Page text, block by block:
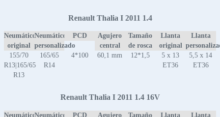
Renault Thalia I 2011 1.4
Neumático
original
Neumático
personalizado
PCD
Agujero
central
Tamaño
de rosca
Llanta
original
Llanta
155/70
R13|165/65
R13
165/65
R14
4*100 60,1 mm 12*1,5
5 x 13
ET36
5,5 x 14
ET36
Renault Thalia I 2011 1.4 16V
NeumáticoNeumático
PCD
Agujero
Tamaño
Llanta
Llanta